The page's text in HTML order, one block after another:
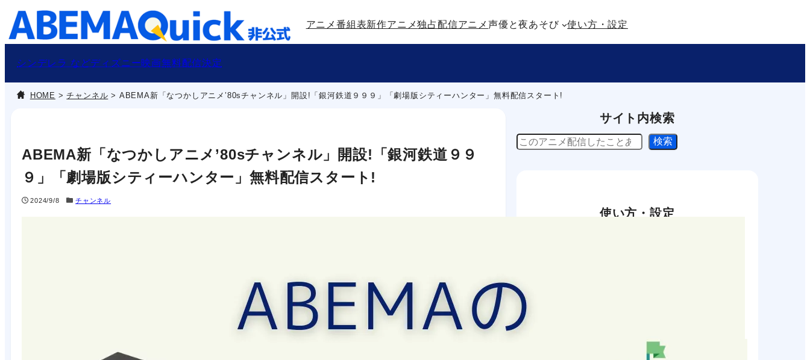
容
を
アニメ番組表新作アニメ独占配信アニメ 声優と夜あそび 使い方・設定
シンデレラ などディズニー映画無料配信決定
HOME >チャンネル > ABEMA新「なつかしアニメ’80sチャンネル」開設!「銀河鉄道９９９」「劇場版シティーハンター」無料配信スタート!
ABEMA新「なつかしアニメ’80sチャンネル」開設!「銀河鉄道９９
９」「劇場版シティーハンター」無料配信スタート!
2024/9/8 チャンネル
サイト内検索
検
検索
使い方・設定